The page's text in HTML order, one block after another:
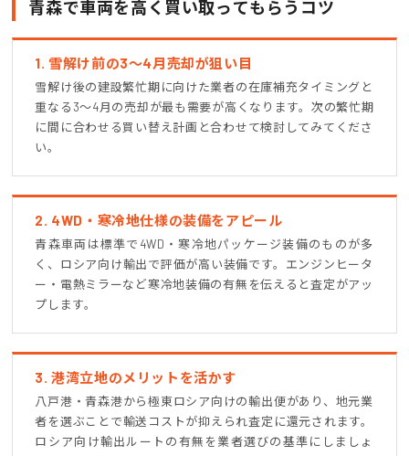
青森で車両を高く買い取ってもらうコツ
1. 雪解け前の3〜4月売却が狙い目
雪解け後の建設繁忙期に向けた業者の在庫補充タイミングと
重なる3〜4月の売却が最も需要が高くなります。次の繁忙期
に間に合わせる買い替え計画と合わせて検討してみてくださ
い。
2. 4WD・寒冷地仕様の装備をアピール
青森車両は標準で4WD・寒冷地パッケージ装備のものが多
く、ロシア向け輸出で評価が高い装備です。エンジンヒータ
ー・電熱ミラーなど寒冷地装備の有無を伝えると査定がアッ
プします。
3. 港湾立地のメリットを活かす
八戸港・青森港から極東ロシア向けの輸出便があり、地元業
者を選ぶことで輸送コストが抑えられ査定に還元されます。
ロシア向け輸出ルートの有無を業者選びの基準にしましょ